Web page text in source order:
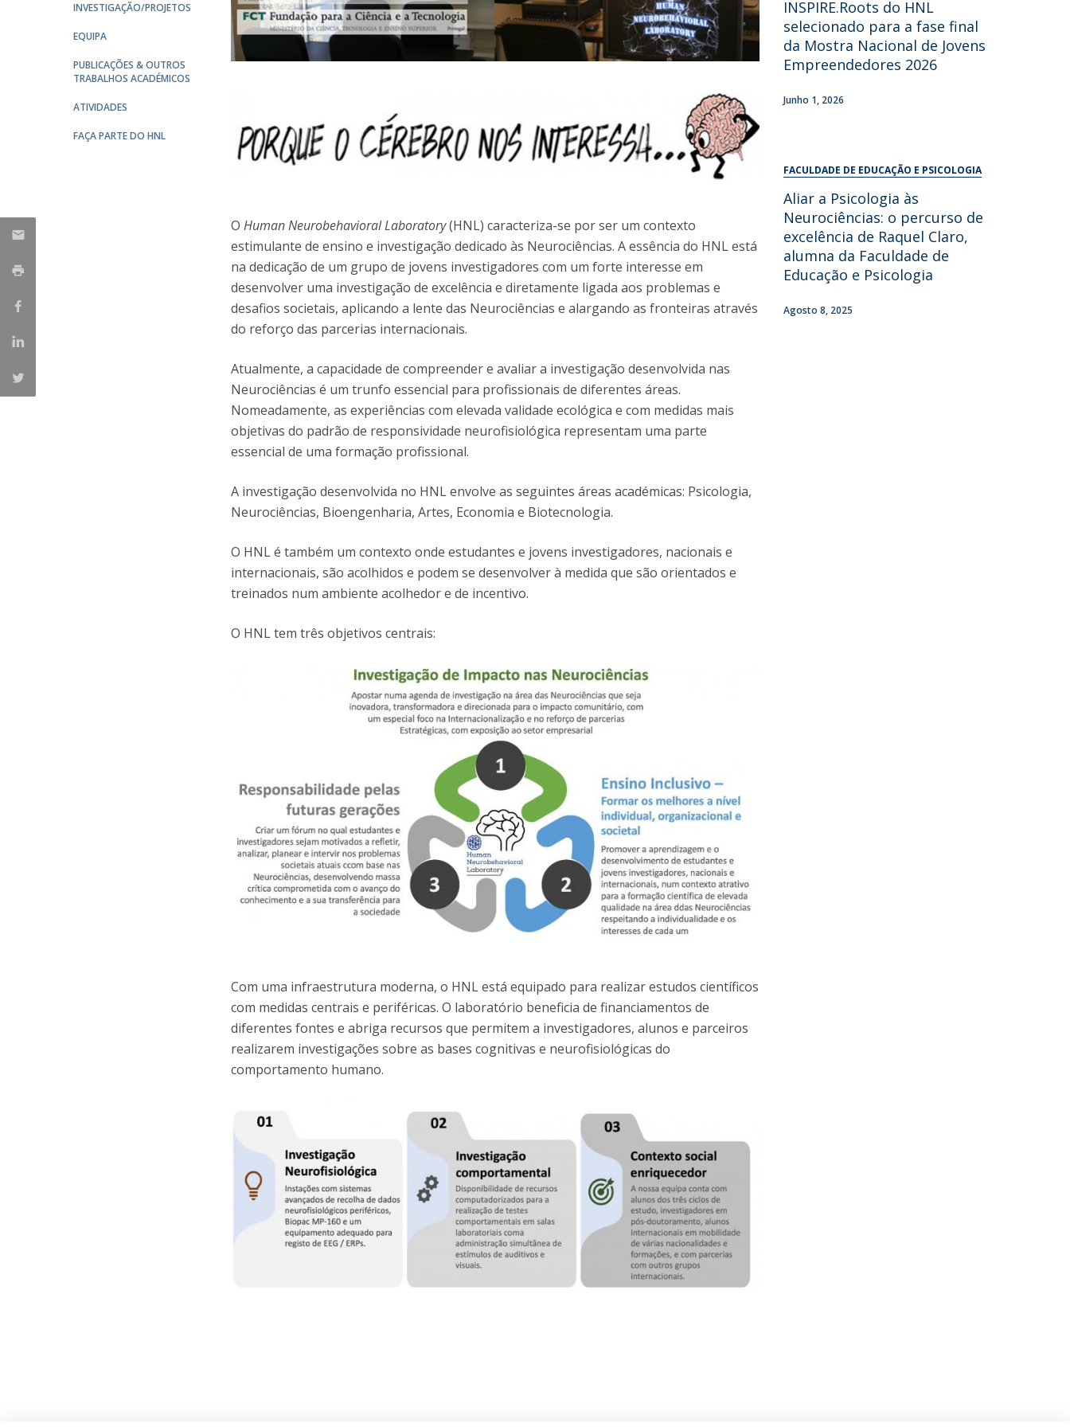
Research Centre for Human Development
| CEDH
Educação
Alumni
Associação de Antigos Alunos de Psicologia
UDIP
Segurança e Emergência
INVESTIGAÇÃO/PROJETOS
EQUIPA
PUBLICAÇÕES & OUTROS
TRABALHOS ACADÉMICOS
ATIVIDADES
FAÇA PARTE DO HNL
OHuman Neurobehavioral Laboratory(HNL) caracteriza-se por ser um contexto
estimulante de ensino e investigação dedicado às Neurociências. A essência do HNL está
na dedicação de um grupo de jovens investigadores com um forte interesse em
desenvolver uma investigação de excelência e diretamente ligada aos problemas e
desafios societais, aplicando a lente das Neurociências e alargando as fronteiras através
do reforço das parcerias internacionais.
Atualmente, a capacidade de compreender e avaliar a investigação desenvolvida nas
Neurociências é um trunfo essencial para profissionais de diferentes áreas.
Nomeadamente, as experiências com elevada validade ecológica e com medidas mais
objetivas do padrão de responsividade neurofisiológica representam uma parte
essencial de uma formação profissional.
A investigação desenvolvida no HNL envolve as seguintes áreas académicas: Psicologia,
Neurociências, Bioengenharia, Artes, Economia e Biotecnologia.
O HNL é também um contexto onde estudantes e jovens investigadores, nacionais e
internacionais, são acolhidos e podem se desenvolver à medida que são orientados e
treinados num ambiente acolhedor e de incentivo.
O HNL tem três objetivos centrais:
Com uma infraestrutura moderna, o HNL está equipado para realizar estudos científicos
com medidas centrais e periféricas. O laboratório beneficia de financiamentos de
diferentes fontes e abriga recursos que permitem a investigadores, alunos e parceiros
realizarem investigações sobre as bases cognitivas e neurofisiológicas do
comportamento humano.
INSPIRE.Roots do HNL
selecionado para a fase final
da Mostra Nacional de Jovens
Empreendedores 2026
Junho 1, 2026
FACULDADE DE EDUCAÇÃO E PSICOLOGIA
Aliar a Psicologia às
Neurociências: o percurso de
excelência de Raquel Claro,
alumna da Faculdade de
Educação e Psicologia
Agosto 8, 2025